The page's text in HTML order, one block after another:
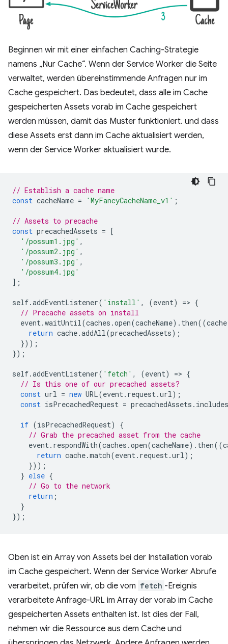
Beginnen wir mit einer einfachen Caching-Strategie
namens „Nur Cache“. Wenn der Service Worker die Seite
verwaltet, werden übereinstimmende Anfragen nur im
Cache gespeichert. Das bedeutet, dass alle im Cache
gespeicherten Assets vorab im Cache gespeichert
werden müssen, damit das Muster funktioniert. und dass
diese Assets erst dann im Cache aktualisiert werden,
wenn der Service Worker aktualisiert wurde.
// Establish a cache name
const cacheName = 'MyFancyCacheName_v1' ;
// Assets to precache
const precachedAssets =
[
'/possum1.jpg' ,
'/possum2.jpg' ,
'/possum3.jpg' ,
'/possum4.jpg'
];
self.addEventListener( 'install' , (event) => {
// Precache assets on install
event.waitUntil(caches .open(cacheName). then((cache
return cache.addAll(precachedAssets);
}));
});
self.addEventListener( 'fetch' , (event) => {
// Is this one of our precached assets?
const url = new URL(event. request.url);
const isPrecachedRequest = precachedAssets . includes
if (isPrecachedRequest)
{
// Grab the precached asset from the cache
event. respondWith(caches .open(cacheName). then((
return cache.match(event. request.url);
}));
} else {
// Go to the network
return ;
}
});
Oben ist ein Array von Assets bei der Installation vorab
im Cache gespeichert. Wenn der Service Worker Abrufe
verarbeitet, prüfen wir, ob die vom fetch -Ereignis
verarbeitete Anfrage-URL im Array der vorab im Cache
gespeicherten Assets enthalten ist. Ist dies der Fall,
nehmen wir die Ressource aus dem Cache und